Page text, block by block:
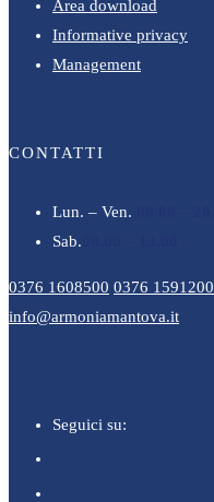
Area download
Informative privacy
Management
CONTATTI
Lun. – Ven.
Sab.
0376 1608500 0376 1591200
info@armoniamantova.it
Seguici su: